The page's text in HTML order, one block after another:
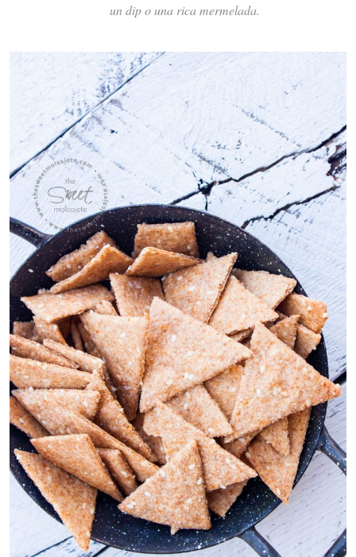
un dip o una rica mermelada.